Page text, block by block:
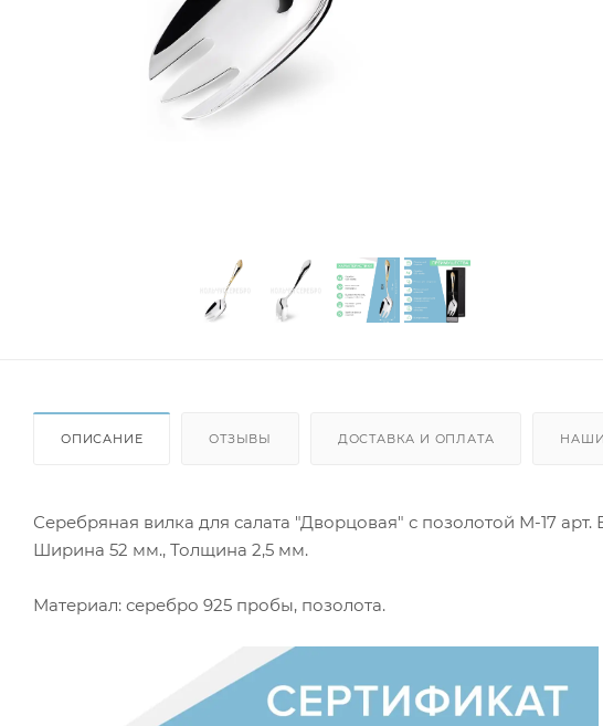
ОПИСАНИЕ ОТЗЫВЫ ДОСТАВКА И ОПЛАТА
Серебряная вилка для салата "Дворцовая" с позолотой М-17
Ширина 52 мм., Толщина 2,5 мм.
Материал: серебро 925 пробы, позолота.